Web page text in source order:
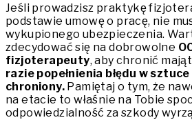
Jeśli prowadzisz praktykę
podstawie umowę o pracę, nie
wykupionego ubezpieczenia.
zdecydować się na dobrowolne
fizjoterapeuty, aby chronić
razie popełnienia błędu w
chroniony. Pamiętaj o tym, że
na etacie to właśnie na Tobie
odpowiedzialność za szkody